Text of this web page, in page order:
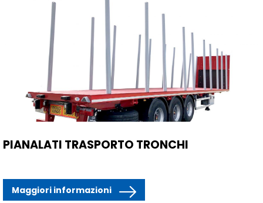
PIANALATI TRASPORTO TRONCHI
Maggiori informazioni